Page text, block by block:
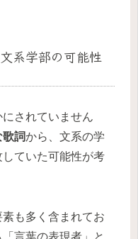
系学部の可能性
されていません
詞から、文系の学
ていた可能性が考
も多く含まれてお
言葉の表現者」と